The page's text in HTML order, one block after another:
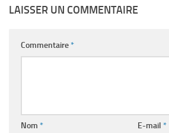
LAISSER UN COMMENTAIRE
Commentaire*
Nom * E-mail *